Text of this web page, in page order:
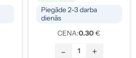
Piegāde 2-3 darba
dienās
CENA:0.30 €
- +